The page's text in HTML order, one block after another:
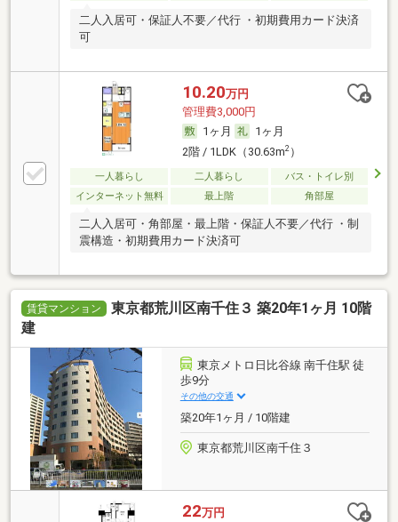
二人入居可・保証人不要／代行 ・初期費用カード決済
可
10.20万円
管理費3,000円
1ヶ月
1ヶ月
2階 / 1LDK（30.63m2）
一人暮らし 二人暮らし
バス・トイレ別
インターネット無料
最上階 角部屋
二人入居可・角部屋・最上階・保証人不要／代行 ・制
震構造・初期費用カード決済可
賃貸マンション
東京都荒川区南千住３ 築20年1ヶ月 10階
建
東京メトロ日比谷線 南千住駅 徒
歩9分
その他の交通
築20年1ヶ月 / 10階建
東京都荒川区南千住３
22万円